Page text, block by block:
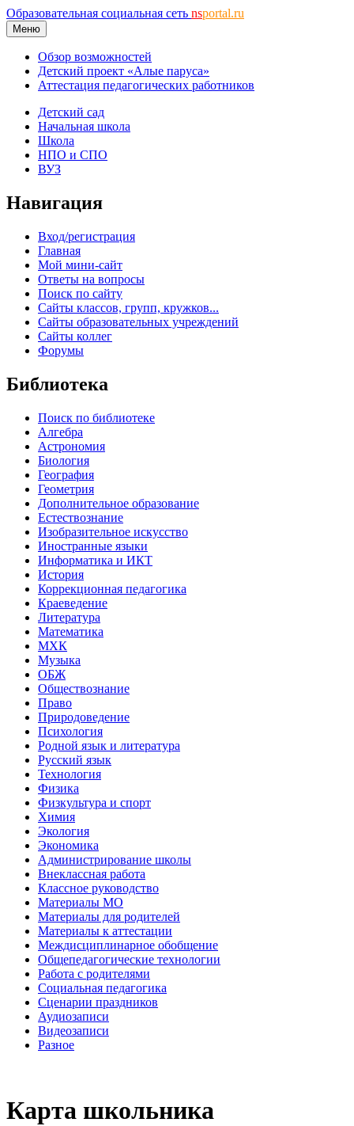
Образовательная социальная сеть nsportal.ru
Меню
Обзор возможностей
Детский проект «Алые паруса»
Аттестация педагогических работников
Детский сад
Начальная школа
Школа
НПО и СПО
ВУЗ
Навигация
Вход/регистрация
Главная
Мой мини-сайт
Ответы на вопросы
Поиск по сайту
Сайты классов, групп, кружков...
Сайты образовательных учреждений
Сайты коллег
Форумы
Библиотека
Поиск по библиотеке
Алгебра
Астрономия
Биология
География
Геометрия
Дополнительное образование
Естествознание
Изобразительное искусство
Иностранные языки
Информатика и ИКТ
История
Коррекционная педагогика
Краеведение
Литература
Математика
МХК
Музыка
ОБЖ
Обществознание
Право
Природоведение
Психология
Родной язык и литература
Русский язык
Технология
Физика
Физкультура и спорт
Химия
Экология
Экономика
Администрирование школы
Внеклассная работа
Классное руководство
Материалы МО
Материалы для родителей
Материалы к аттестации
Междисциплинарное обобщение
Общепедагогические технологии
Работа с родителями
Социальная педагогика
Сценарии праздников
Аудиозаписи
Видеозаписи
Разное
Карта школьника